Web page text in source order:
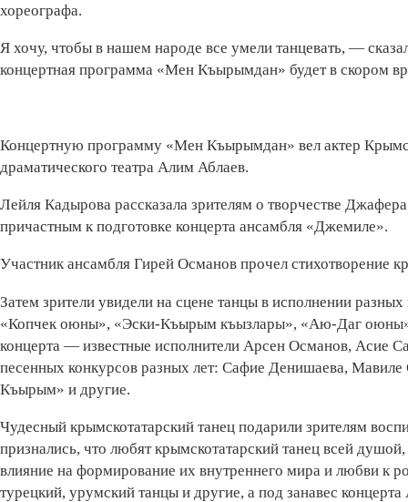
хореографа.
Я хочу, чтобы в нашем народе все умели танцевать, —
концертная программа «Мен Къырымдан» будет в скором
Концертную программу «Мен Къырымдан» вел актер
драматического театра Алим Аблаев.
Лейля Кадырова рассказала зрителям о творчестве
причастным к подготовке концерта ансамбля «Джемиле».
Участник ансамбля Гирей Османов прочел стихотворение
Затем зрители увидели на сцене танцы в исполнении
«Копчек оюны», «Эски-Къырым къызлары», «Аю-Даг
концерта — известные исполнители Арсен Османов, Асие
песенных конкурсов разных лет: Сафие Денишаева,
Къырым» и другие.
Чудесный крымскотатарский танец подарили зрителям
признались, что любят крымскотатарский танец всей
влияние на формирование их внутреннего мира и любви к
турецкий, урумский танцы и другие, а под занавес